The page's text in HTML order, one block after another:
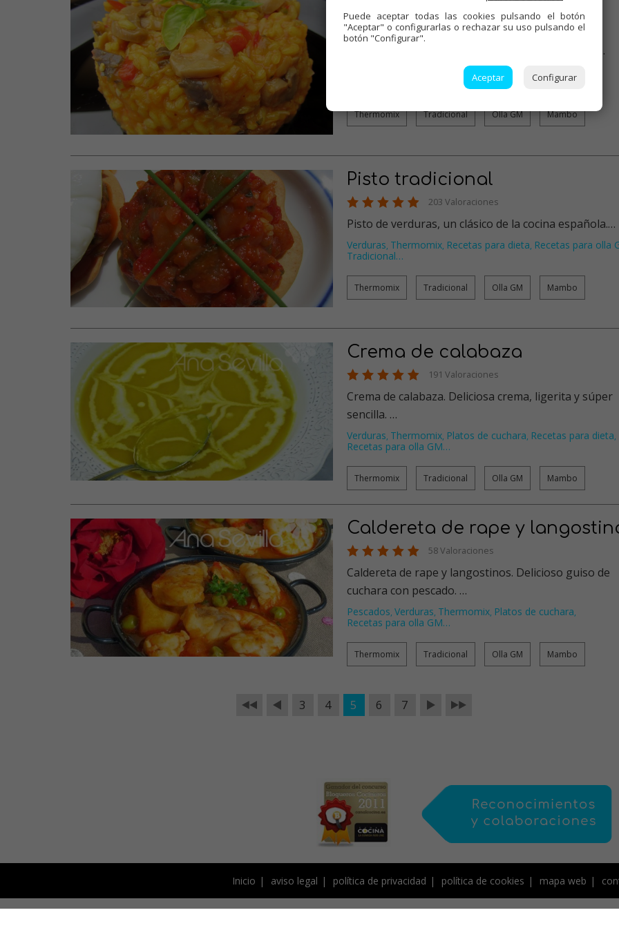
Arroz de verduras
160 Valoraciones
Arroz con verduras sano, económico y riquísimo!…
Arroces Recetas para dieta
Thermomix Tradicional Olla GM Mambo
Pisto tradicional
203 Valoraciones
Pisto de verduras, un clásico de la cocina española.…
Verduras, Thermomix, Recetas para dieta, Recetas para olla
Tradicional…
Thermomix Tradicional Olla GM Mambo
Crema de calabaza
191 Valoraciones
Crema de calabaza. Deliciosa crema, ligerita y súper
sencilla. …
Verduras, Thermomix, Platos de cuchara, Recetas para dieta,
Recetas para olla GM…
Thermomix Tradicional Olla GM Mambo
Caldereta de rape y
58 Valoraciones
Caldereta de rape y langostinos. Delicioso guiso de
cuchara con pescado. …
Pescados, Verduras, Thermomix, Platos de cuchara,
Recetas para olla GM…
Thermomix Tradicional Olla GM Mambo
3 4 5 6 7
Inicio aviso legal política de privacidad política de cookies mapa web
Puede aceptar todas las cookies pulsando el botón
"Aceptar" o configurarlas o rechazar su uso pulsando el
botón "Configurar".
Aceptar Configurar